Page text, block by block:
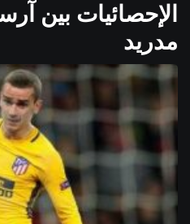
الإحصائيات بين
مدريد